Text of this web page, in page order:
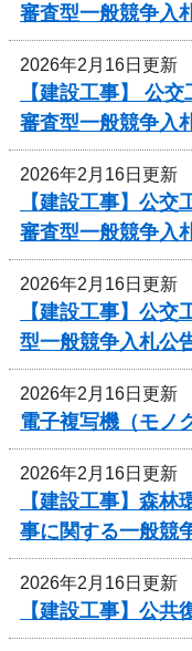
審査型一般競争入
2026年2月16日更新
【建設工事】 公
審査型一般競争入
2026年2月16日更新
【建設工事】公
審査型一般競争入
2026年2月16日更新
【建設工事】公
型一般競争入札公
2026年2月16日更新
電子複写機（モノ
2026年2月16日更新
【建設工事】森
事に関する一般競
2026年2月16日更新
【建設工事】公